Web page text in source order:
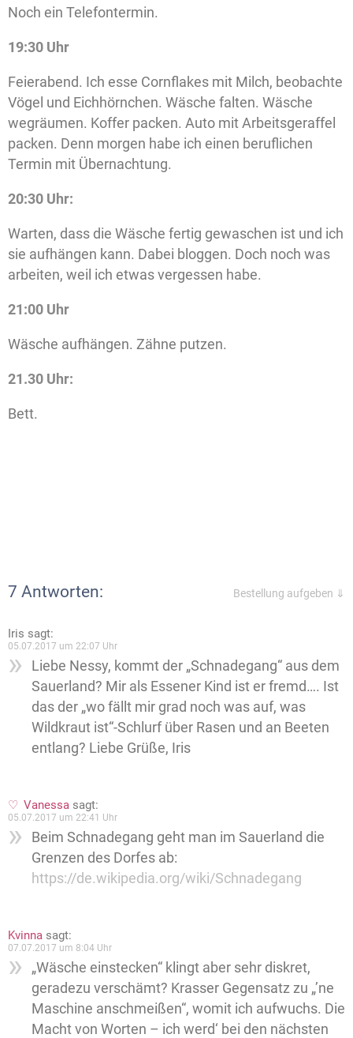
Noch ein Telefontermin.
19:30 Uhr
Feierabend. Ich esse Cornflakes mit Milch, beobachte
Vögel und Eichhörnchen. Wäsche falten. Wäsche
wegräumen. Koffer packen. Auto mit Arbeitsgeraffel
packen. Denn morgen habe ich einen beruflichen
Termin mit Übernachtung.
20:30 Uhr:
Warten, dass die Wäsche fertig gewaschen ist und ich
sie aufhängen kann. Dabei bloggen. Doch noch was
arbeiten, weil ich etwas vergessen habe.
21:00 Uhr
Wäsche aufhängen. Zähne putzen.
21.30 Uhr:
Bett.
7 Antworten: Bestellung aufgeben ⇓
Iris sagt:
05.07.2017 um 22:07 Uhr
Liebe Nessy, kommt der „Schnadegang“ aus dem
Sauerland? Mir als Essener Kind ist er fremd…. Ist
das der „wo fällt mir grad noch was auf, was
Wildkraut ist“-Schlurf über Rasen und an Beeten
entlang? Liebe Grüße, Iris
Vanessa sagt:
05.07.2017 um 22:41 Uhr
Beim Schnadegang geht man im Sauerland die
Grenzen des Dorfes ab:
https://de.wikipedia.org/wiki/Schnadegang
Kvinna sagt:
07.07.2017 um 8:04 Uhr
„Wäsche einstecken“ klingt aber sehr diskret,
geradezu verschämt? Krasser Gegensatz zu „’ne
Maschine anschmeißen“, womit ich aufwuchs. Die
Macht von Worten – ich werd‘ bei den nächsten